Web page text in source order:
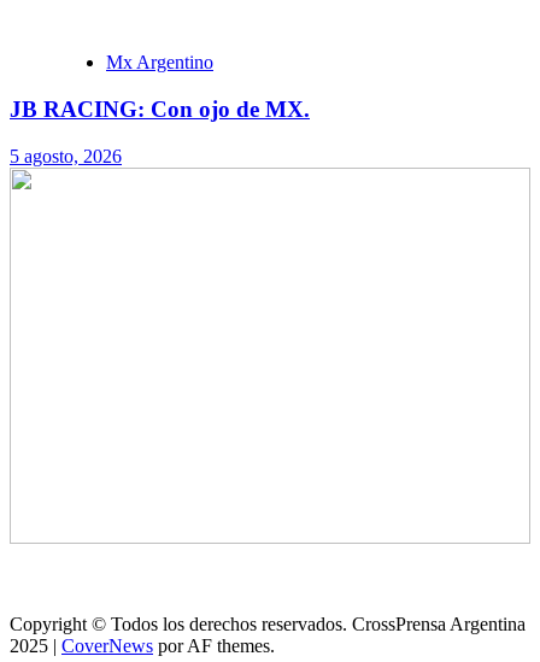
Mx Argentino
JB RACING: Con ojo de MX.
5 agosto, 2026
Copyright © Todos los derechos reservados. CrossPrensa Argentina
2025 | CoverNews por AF themes.